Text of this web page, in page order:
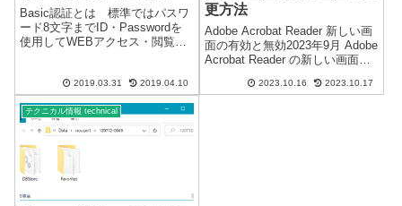
Basic認証とは 標準ではパスワ
ード8文字までID・Passwordを
使用してWEBアクセス・閲覧制
のない拡張子だけの特殊なファ
イルになります。詳細を記載し
たユーザー名とハッシュ化さ...
2019.03.31 2019.04.10
更方法
Adobe Acrobat Reader 新しい画
面の有効と無効2023年9月 Adobe
Acrobat Reader の新しい画面が
になっているので操作にとまど
2023.10.16 2023.10.17
テクニカル情報 technical